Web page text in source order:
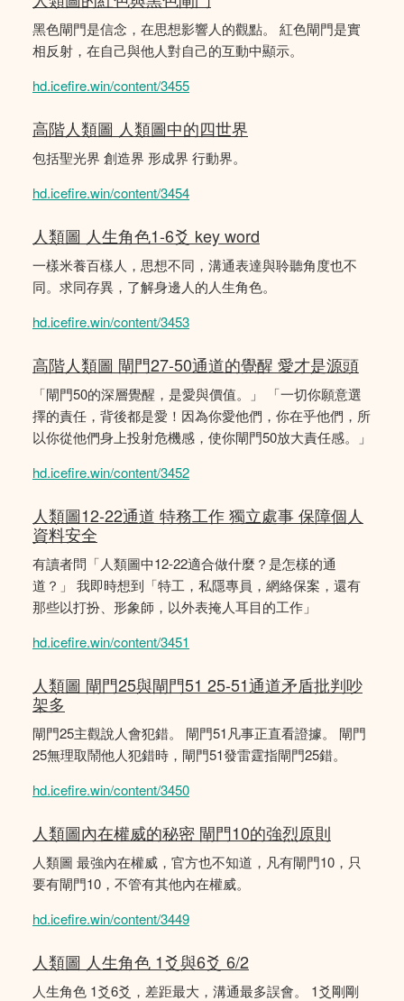
黑色閘門是信念，在思想影響人的觀點。 紅色閘門是實
相反射，在自己與他人對自己的互動中顯示。
hd.icefire.win/content/3455
高階人類圖 人類圖中的四世界
包括聖光界 創造界 形成界 行動界。
hd.icefire.win/content/3454
人類圖 人生角色1-6爻 key word
一樣米養百樣人，思想不同，溝通表達與聆聽角度也不
同。求同存異，了解身邊人的人生角色。
hd.icefire.win/content/3453
高階人類圖 閘門27-50通道的覺醒 愛才是源頭
「閘門50的深層覺醒，是愛與價值。」 「一切你願意選
擇的責任，背後都是愛！因為你愛他們，你在乎他們，所
以你從他們身上投射危機感，使你閘門50放大責任感。」
hd.icefire.win/content/3452
人類圖12-22通道 特務工作 獨立處事 保障個人
資料安全
有讀者問「人類圖中12-22適合做什麼？是怎樣的通
道？」 我即時想到「特工，私隱專員，網絡保案，還有
那些以打扮、形象師，以外表掩人耳目的工作」
hd.icefire.win/content/3451
人類圖 閘門25與閘門51 25-51通道矛盾批判吵
架多
閘門25主觀說人會犯錯。 閘門51凡事正直看證據。 閘門
25無理取鬧他人犯錯時，閘門51發雷霆指閘門25錯。
hd.icefire.win/content/3450
人類圖內在權威的秘密 閘門10的強烈原則
人類圖 最強內在權威，官方也不知道，凡有閘門10，只
要有閘門10，不管有其他內在權威。
hd.icefire.win/content/3449
人類圖 人生角色 1爻與6爻 6/2
人生角色 1爻6爻，差距最大，溝通最多誤會。 1爻剛剛